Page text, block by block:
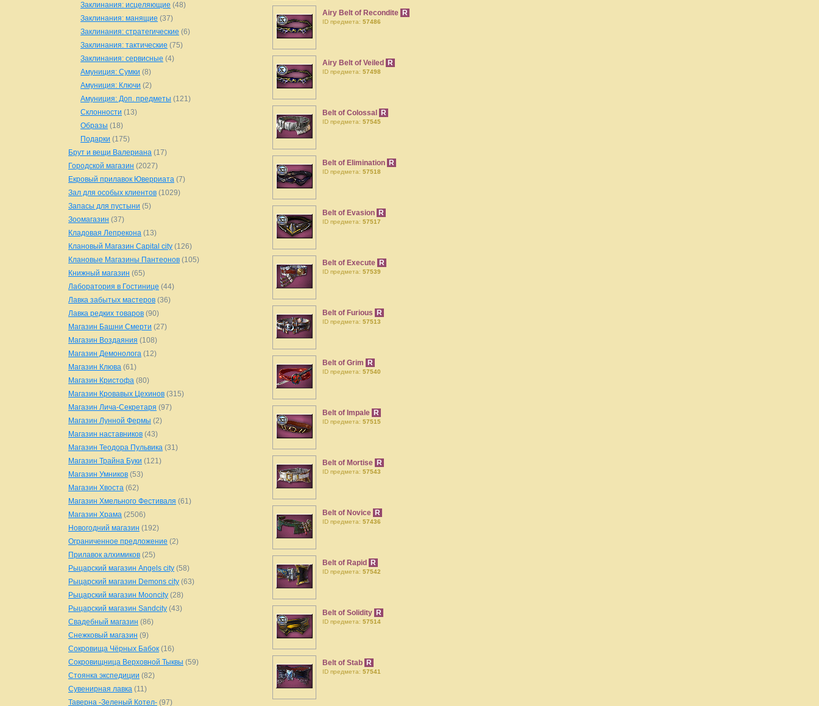
Airy Belt of Recondite R
ID предмета: 57486
Airy Belt of Veiled R
ID предмета: 57498
Belt of Colossal R
ID предмета: 57545
Belt of Elimination R
ID предмета: 57518
Belt of Evasion R
ID предмета: 57517
Belt of Execute R
ID предмета: 57539
Belt of Furious R
ID предмета: 57513
Belt of Grim R
ID предмета: 57540
Belt of Impale R
ID предмета: 57515
Belt of Mortise R
ID предмета: 57543
Belt of Novice R
ID предмета: 57436
Belt of Rapid R
ID предмета: 57542
Belt of Solidity R
ID предмета: 57514
Belt of Stab R
ID предмета: 57541
Заклинания: исцеляющие (48)
Заклинания: манящие (37)
Заклинания: стратегические (6)
Заклинания: тактические (75)
Заклинания: сервисные (4)
Амуниция: Сумки (8)
Амуниция: Ключи (2)
Амуниция: Доп. предметы (121)
Склонности (13)
Образы (18)
Подарки (175)
Брут и вещи Валериана (17)
Городской магазин (2027)
Екровый прилавок Юверриата (7)
Зал для особых клиентов (1029)
Запасы для пустыни (5)
Зоомагазин (37)
Кладовая Лепрекона (13)
Клановый Магазин Capital city (126)
Клановые Магазины Пантеонов (105)
Книжный магазин (65)
Лаборатория в Гостинице (44)
Лавка забытых мастеров (36)
Лавка редких товаров (90)
Магазин Башни Смерти (27)
Магазин Воздаяния (108)
Магазин Демонолога (12)
Магазин Клюва (61)
Магазин Кристофа (80)
Магазин Кровавых Цехинов (315)
Магазин Лича-Секретаря (97)
Магазин Лунной Фермы (2)
Магазин наставников (43)
Магазин Теодора Пульвика (31)
Магазин Трайна Буки (121)
Магазин Умников (53)
Магазин Хвоста (62)
Магазин Хмельного Фестиваля (61)
Магазин Храма (2506)
Новогодний магазин (192)
Ограниченное предложение (2)
Прилавок алхимиков (25)
Рыцарский магазин Angels city (58)
Рыцарский магазин Demons city (63)
Рыцарский магазин Mooncity (28)
Рыцарский магазин Sandcity (43)
Свадебный магазин (86)
Снежковый магазин (9)
Сокровища Чёрных Бабок (16)
Сокровищница Верховной Тыквы (59)
Стоянка экспедиции (82)
Сувенирная лавка (11)
Таверна -Зеленый Котел- (97)